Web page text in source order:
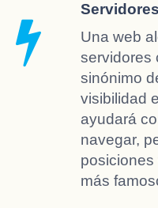
Una web
servidores
sinónimo
visibilidad
ayudará
navegar,
más